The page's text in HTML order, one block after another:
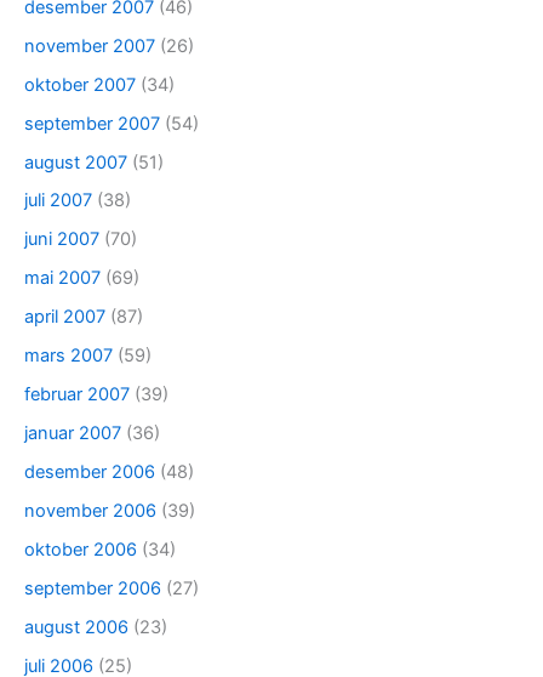
desember 2007 (46)
november 2007 (26)
oktober 2007 (34)
september 2007 (54)
august 2007 (51)
juli 2007 (38)
juni 2007 (70)
mai 2007 (69)
april 2007 (87)
mars 2007 (59)
februar 2007 (39)
januar 2007 (36)
desember 2006 (48)
november 2006 (39)
oktober 2006 (34)
september 2006 (27)
august 2006 (23)
juli 2006 (25)